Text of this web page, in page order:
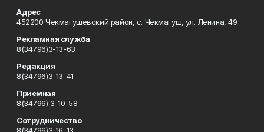
Адрес
452200 Чекмагушевский район, с. Чекмагуш, ул. Ленина, 49
Рекламная служба
8(34796)3-13-63
Редакция
8(34796)3-13-41
Приемная
8(34796) 3-10-58
Сотрудничество